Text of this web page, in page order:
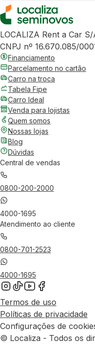
LOCALIZA Rent a Car S/
CNPJ nº 16.670.085/
Financiamento
Parcelamento no cartão
Carro na troca
Tabela Fipe
Carro Ideal
Venda para lojistas
Quem somos
Nossas lojas
Blog
Dúvidas
Central de vendas
0800-200-2000
4000-1695
Atendimento ao cliente
0800-701-2523
4000-1695
Termos de uso
Políticas de privacidade
Configurações de
© Localiza - Todos os